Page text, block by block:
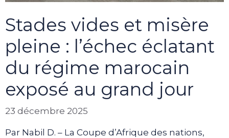
Stades vides et misère
pleine : l’échec éclatant
du régime marocain
exposé au grand jour
23 décembre 2025
Par Nabil D. – La Coupe d’Afrique des nations,